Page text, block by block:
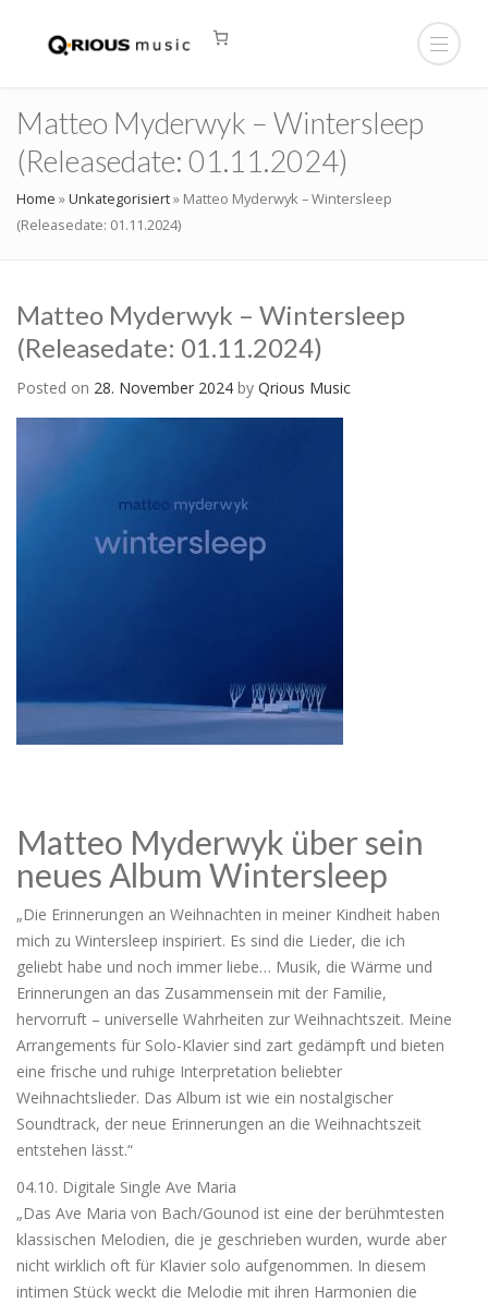
Matteo Myderwyk – Wintersleep
(Releasedate: 01.11.2024)
Home »Unkategorisiert» Matteo Myderwyk – Wintersleep
(Releasedate: 01.11.2024)
Matteo Myderwyk – Wintersleep
(Releasedate: 01.11.2024)
Posted on 28. November 2024 by Qrious Music
Matteo Myderwyk über sein
neues Album Wintersleep
„Die Erinnerungen an Weihnachten in meiner Kindheit haben
mich zu Wintersleep inspiriert. Es sind die Lieder, die ich
geliebt habe und noch immer liebe… Musik, die Wärme und
Erinnerungen an das Zusammensein mit der Familie,
hervorruft – universelle Wahrheiten zur Weihnachtszeit. Meine
Arrangements für Solo-Klavier sind zart gedämpft und bieten
eine frische und ruhige Interpretation beliebter
Weihnachtslieder. Das Album ist wie ein nostalgischer
Soundtrack, der neue Erinnerungen an die Weihnachtszeit
entstehen lässt.“
04.10. Digitale Single Ave Maria
„Das Ave Maria von Bach/Gounod ist eine der berühmtesten
klassischen Melodien, die je geschrieben wurden, wurde aber
nicht wirklich oft für Klavier solo aufgenommen. In diesem
intimen Stück weckt die Melodie mit ihren Harmonien die